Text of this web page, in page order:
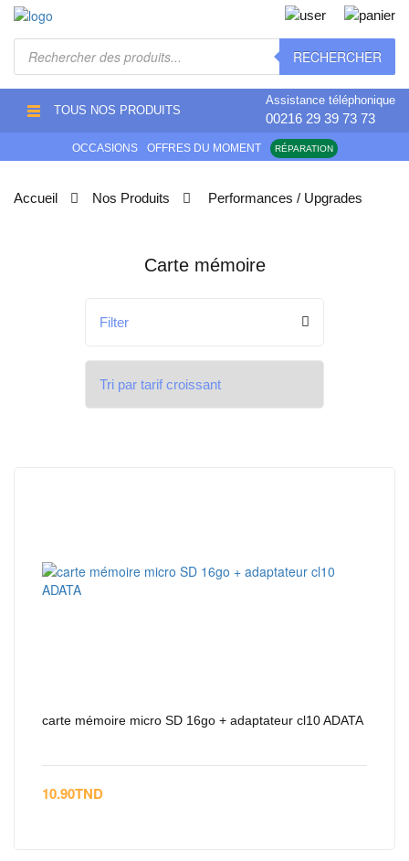
Recherche
RECHERCHER
TOUS NOS PRODUITS
Assistance téléphonique
00216 29 39 73 73
OCCASIONS OFFRES DU MOMENT RÉPARATION
Accueil Nos Produits Performances / Upgrades
Carte mémoire
Filter
carte mémoire micro SD 16go + adaptateur cl10 ADATA
10.90TND